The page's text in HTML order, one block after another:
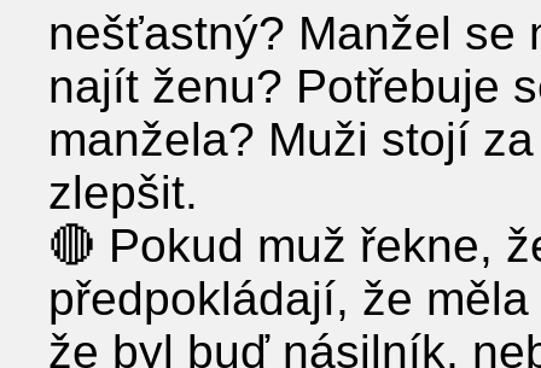
nešťastný? Manžel se
najít ženu? Potřebuje
manžela? Muži stojí
zlepšit.
🔴 Pokud muž řekne,
předpokládají, že
že byl buď násilník,